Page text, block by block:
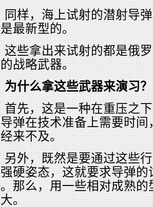
同样，海上试射的潜射导
最新型的。
这些拿出来试射的都是俄
战略武器。
为什么拿这些武器来演习？
首先，这是一种在重压之
弹在技术准备上需要时
来不及。
另外，既然是要通过这些
硬姿态，这就要求导弹
那么，用一些相对成熟
。